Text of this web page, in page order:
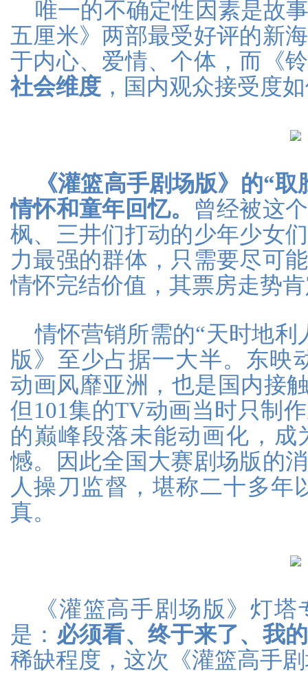
唯一的不确定性因素是故
五厘米》两部最受好评的新
于内心、爱情、个体，而《
社会维度 ，国内观众接受度
《灌篮高手剧场版》的“
情怀和童年回忆。 曾经被这
枫、三井们打动的少年少女
力最强的群体，只需要尽可
情怀完结价值，其票房走势
情怀营销所需的“天时地
版》至少占据一大半。东映
动画风靡亚洲，也是国内接
但101集的TV动画当时只制
的巅峰段落未能动画化，
憾。因此全国大赛剧场版的
人操刀监督，堪称二十多年
真。
《灌篮高手剧场版》灯
是： 必须看、终于来了、我
稀缺程度，这次《灌篮高手